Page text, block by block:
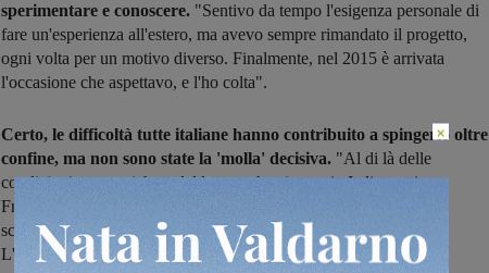
sperimentare e conoscere. "Sentivo da tempo l'esigenza personale di
fare un'esperienza all'estero, ma avevo sempre rimandato il progetto,
ogni volta per un motivo diverso. Finalmente, nel 2015 è arrivata
l'occasione che aspettavo, e l'ho colta".
Certo, le difficoltà tutte italiane hanno contribuito a spingerlo oltre
confine, ma non sono state la 'molla' decisiva. "Al di là delle
condizioni economiche e del lavoro che ci sono in Italia – spiega
Francesco Onorati – io ho proprio sentito il bisogno di vedere e
scoprire altro, soprattutto per quanto riguarda la mia professione".
L'architettura, è l'ambiente in cui lavora.
×